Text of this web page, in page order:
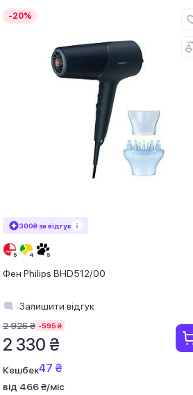
-20%
300₴ за відгук
Фен Philips BHD512/00
Залишити відгук
2 925 ₴ -595 ₴
2 330 ₴
Кешбек47 ₴
від 466 ₴/міс